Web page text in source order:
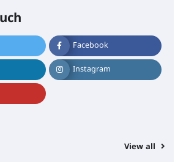
Facebook
Instagram
View all
ഐ.ടി.യു. ബാങ്കിലെ
നിക്ഷേപകർക്ക് പണം തിരികെ
ലഭ്യമാക്കാൻ കേന്ദ്ര-കേരള
സർക്കാരുകൾ അടിയന്തരമായി
ഇടപെടണമെന്ന് ഐ.ടി.യു. ബാങ്ക്
നിക്ഷേപക സംരക്ഷണ സമിതി
ശക്തമായ കാറ്റിന് സാധ്യത –